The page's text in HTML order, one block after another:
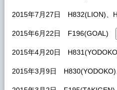
2015年7月27日 H832(LION)、
2015年6月22日 F196(GOAL)
2015年4月20日
2015年3月9日